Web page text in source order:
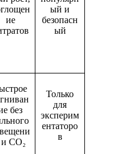
ие
ый и
безопасн
ый
без
CO₂
Только
для
эксперим
ентаторо
в